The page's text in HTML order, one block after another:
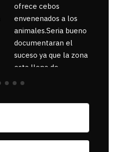
ofrece cebos
envenenados a los
animales.Seria bueno
documentaran el
suceso ya que la zona
esta llena de
pancartas de
exigiendo al asesino
muerta.